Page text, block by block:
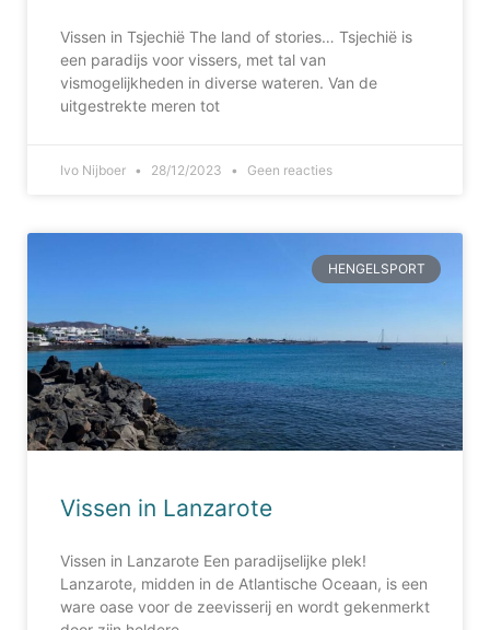
Vissen in Tsjechië The land of stories… Tsjechië is
een paradijs voor vissers, met tal van
vismogelijkheden in diverse wateren. Van de
uitgestrekte meren tot
Ivo Nijboer 28/12/2023 Geen reacties
HENGELSPORT
Vissen in Lanzarote
Vissen in Lanzarote Een paradijselijke plek!
Lanzarote, midden in de Atlantische Oceaan, is een
ware oase voor de zeevisserij en wordt gekenmerkt